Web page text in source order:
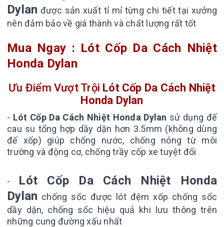
Dylan được sản xuất tỉ mỉ từng chi tiết tại xưởng
nên đảm bảo về giá thành và chất lượng rất tốt
Mua Ngay : Lót Cốp Da Cách Nhiệt
Honda Dylan
Ưu Điểm Vượt Trội Lót Cốp Da Cách Nhiệt
Honda Dylan
- Lót Cốp Da Cách Nhiệt Honda Dylan sử dụng đế
cau su tổng hợp dầy dặn hơn 3.5mm (không dùng
đế xốp) giúp chống nước, chống nóng từ môi
trường và động cơ, chống trầy cốp xe tuyệt đối
- Lót Cốp Da Cách Nhiệt Honda
Dylan chống sốc được lót đệm xốp chống sốc
dầy dặn, chống sốc hiệu quả khi lưu thông trên
những cung đường xấu nhất